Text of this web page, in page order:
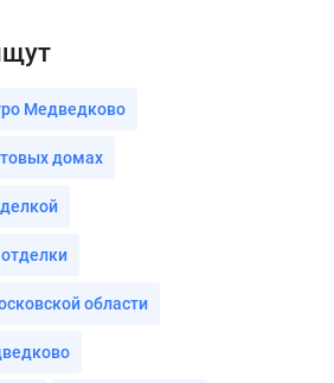
Медведково
домах
области